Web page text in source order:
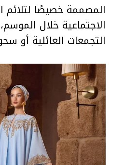
المصممة خصيصًا لتلائم
الاجتماعية خلال
التجمعات العائلية أو